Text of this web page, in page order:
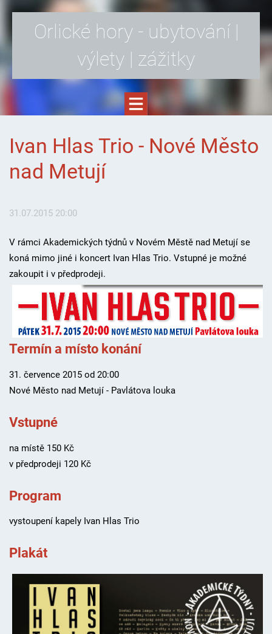
Orlické hory - ubytování |
výlety | zážitky
Ivan Hlas Trio - Nové Město
nad Metují
31.07.2015 20:00
V rámci Akademických týdnů v Novém Městě nad Metují se
koná mimo jiné i koncert Ivan Hlas Trio. Vstupné je možné
zakoupit i v předprodeji.
Termín a místo konání
31. července 2015 od 20:00
Nové Město nad Metují - Pavlátova louka
Vstupné
na místě 150 Kč
v předprodeji 120 Kč
Program
vystoupení kapely Ivan Hlas Trio
Plakát